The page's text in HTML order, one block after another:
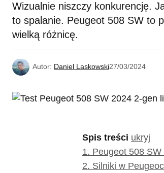
Wizualnie niszczy konkurencję.
to spalanie. Peugeot 508 SW to
wielką różnicę.
Autor: Daniel Laskowski27/03/2024
Spis treści ukryj
1. Peugeot 508
2. Silniki w